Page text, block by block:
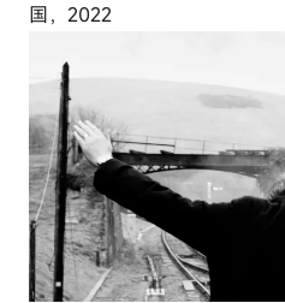
国，2022